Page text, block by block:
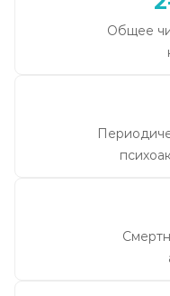
Общее